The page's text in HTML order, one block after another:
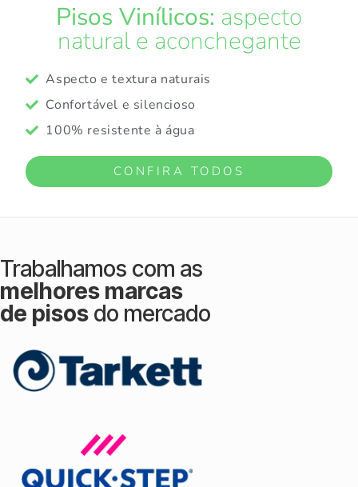
Pisos Vinílicos: aspecto
natural e aconchegante
Aspecto e textura naturais
Confortável e silencioso
100% resistente à água
CONFIRA TODOS
Trabalhamos com as
melhores marcas
de pisos do mercado